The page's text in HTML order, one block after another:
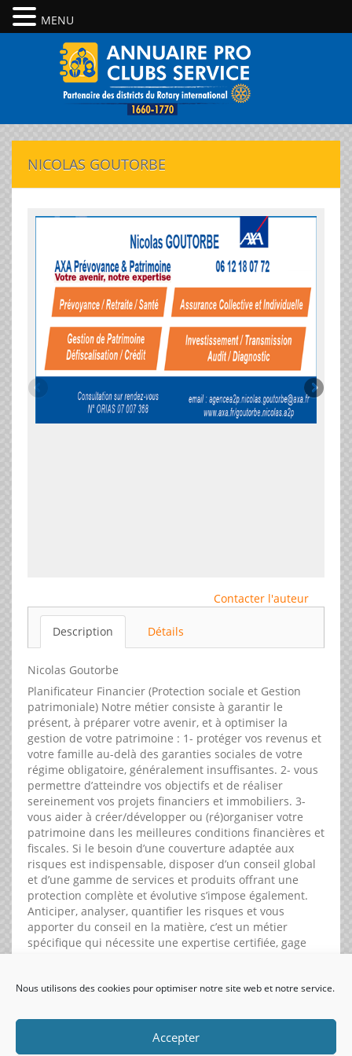
Nous utilisons des cookies pour optimiser notre site web et notre service.
Accepter
NICOLAS GOUTORBE
Contacter l'auteur
Description Détails
Nicolas Goutorbe
Planificateur Financier (Protection sociale et Gestion
patrimoniale) Notre métier consiste à garantir le
présent, à préparer votre avenir, et à optimiser la
gestion de votre patrimoine : 1- protéger vos revenus et
votre famille au-delà des garanties sociales de votre
régime obligatoire, généralement insuffisantes. 2- vous
permettre d’atteindre vos objectifs et de réaliser
sereinement vos projets financiers et immobiliers. 3-
vous aider à créer/développer ou (ré)organiser votre
patrimoine dans les meilleures conditions financières et
fiscales. Si le besoin d’une couverture adaptée aux
risques est indispensable, disposer d’un conseil global
et d’une gamme de services et produits offrant une
protection complète et évolutive s’impose également.
Anticiper, analyser, quantifier les risques et vous
apporter du conseil en la matière, c’est un métier
spécifique qui nécessite une expertise certifiée, gage
visiteurs uniques:
MENU